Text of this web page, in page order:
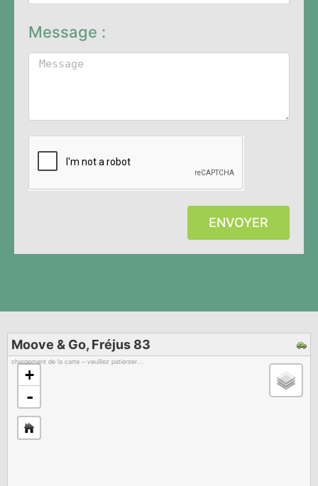
Message :
ENVOYER
Moove & Go, Fréjus 83
chargement de la carte – veuillez patienter…
+
-